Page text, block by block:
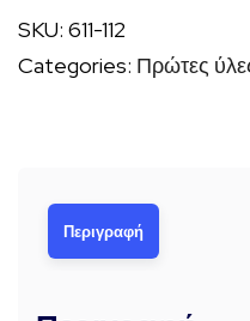
Vert
ποσότητα
SKU: 611-112
Categories: Πρώτες
Περιγραφή